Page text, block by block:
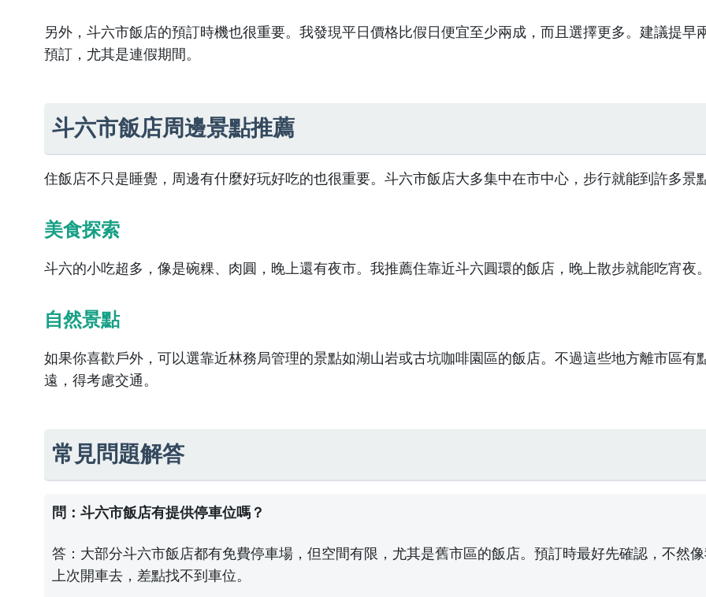
另外，斗六市飯店的預訂時機也很重要。我發現平日價格比假日便宜至少兩成，而且選擇更多。建議提早
預訂，尤其是連假期間。
斗六市飯店周邊景點推薦
住飯店不只是睡覺，周邊有什麼好玩好吃的也很重要。斗六市飯店大多集中在市中心，步行就能到許多景點
美食探索
斗六的小吃超多，像是碗粿、肉圓，晚上還有夜市。我推薦住靠近斗六圓環的飯店，晚上散步就能吃宵夜。
自然景點
如果你喜歡戶外，可以選靠近林務局管理的景點如湖山岩或古坑咖啡園區的飯店。不過這些地方離市區有
遠，得考慮交通。
常見問題解答
問：斗六市飯店有提供停車位嗎？
答：大部分斗六市飯店都有免費停車場，但空間有限，尤其是舊市區的飯店。預訂時最好先確認，不然
上次開車去，差點找不到車位。